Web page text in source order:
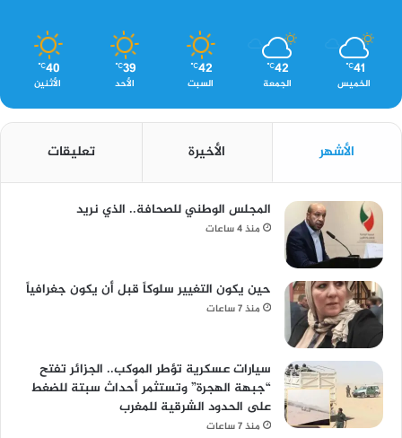
41
℃
الخميس
42
℃
الجمعة
42
℃
السبت
39
℃
الأحد
40
℃
الأثنين
الأشهر الأخيرة تعليقات
المجلس الوطني للصحافة.. الذي نريد
منذ 4 ساعات
حين يكون التغيير سلوكاً قبل أن يكون جغرافياً
منذ 7 ساعات
سيارات عسكرية تؤطر الموكب.. الجزائر تفتح
“جبهة الهجرة” وتستثمر أحداث سبتة للضغط
على الحدود الشرقية للمغرب
منذ 7 ساعات